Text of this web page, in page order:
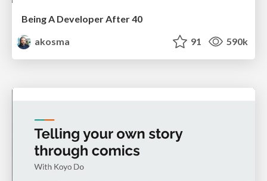
Being A Developer After 40
akosma
91 590k